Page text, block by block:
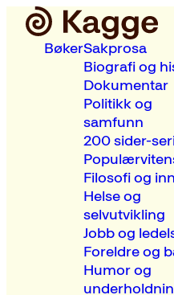
BøkerSakprosa
Biografi og
Dokumentar
Politikk og
samfunn
200 sider-
Filosofi og
Helse og
selvutvikling
Jobb og
Foreldre og
Humor og